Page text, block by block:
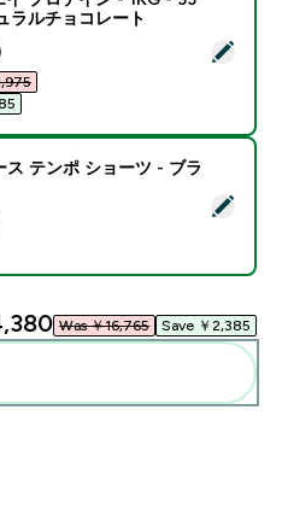
ホエイ プロテイン - 1KG -
ラルチョコレート
price
ディース テンポ ショーツ -
ス テンポ ショーツ - ブラ
Was ￥16,765‎ Save ￥2,385‎